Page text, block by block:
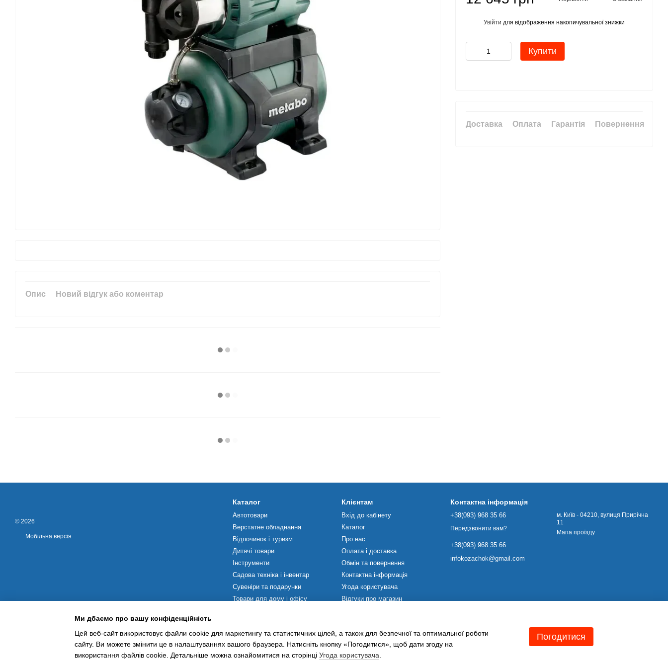
Увійти для відображення накопичувальної знижки
Купити
Доставка Оплата Гарантія Повернення
Опис Новий відгук або коментар
© 2026
Мобільна версія
Каталог
Автотовари
Верстатне обладнання
Відпочинок і туризм
Дитячі товари
Інструменти
Садова техніка і інвентар
Сувеніри та подарунки
Товари для дому і офісу
Хобі та захоплення
Клієнтам
Вхід до кабінету
Каталог
Про нас
Оплата і доставка
Обмін та повернення
Контактна інформація
Угода користувача
Відгуки про магазин
Контактна інформація
+38(093) 968 35 66
Передзвонити вам?
+38(093) 968 35 66
infokozachok@gmail.com
м. Київ - 04210, вулиця Прирічна
11
Мапа проїзду
Ми дбаємо про вашу конфіденційність
Цей веб-сайт використовує файли cookie для маркетингу та статистичних цілей, а також для безпечної та оптимальної роботи
сайту. Ви можете змінити це в налаштуваннях вашого браузера. Натисніть кнопку «Погодитися», щоб дати згоду на
використання файлів cookie. Детальніше можна ознайомитися на сторінці Угода користувача
Погодитися